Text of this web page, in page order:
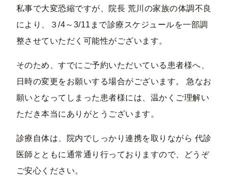
私事で大変恐縮ですが、院長 荒川の家族の体調不良
により、３/4～3/11まで診療スケジュールを一部調
整させていただく可能性がございます。
そのため、すでにご予約いただいている患者様へ、
日時の変更をお願いする場合がございます。 急なお
願いとなってしまった患者様には、温かくご理解い
ただき本当にありがとうございます。
診療自体は、院内でしっかり連携を取りながら 代診
医師とともに通常通り行っておりますので、どうぞ
ご安心ください。